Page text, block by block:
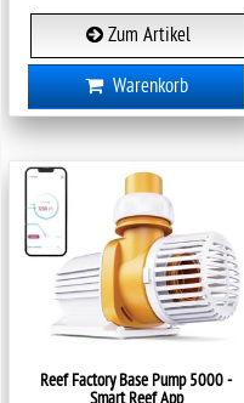
Zum Artikel
Warenkorb
Reef Factory Base Pump 5000 -
Smart Reef App